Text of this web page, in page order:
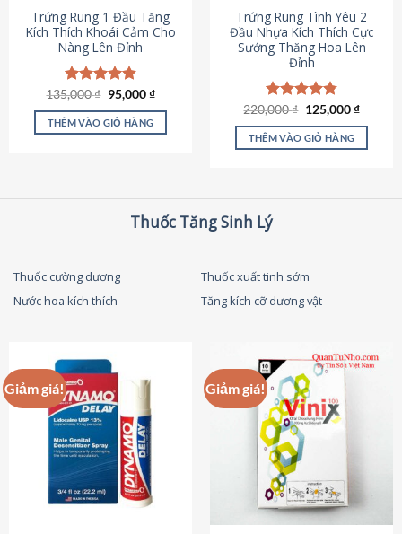
được
chọn
trên
trang
sản
phẩm
Trứng Rung 1 Đầu Tăng
Kích Thích Khoái Cảm Cho
Nàng Lên Đỉnh
Được xếp
hạng4.87
5 sao
135,000₫ Giá
gốc
là:
135,000 ₫.
95,000₫Giá
tại
THÊM VÀO GIỎ HÀNG
Trứng Rung Tình Yêu 2
Đầu Nhựa Kích Thích Cực
Sướng Thăng Hoa Lên
Đỉnh
Được xếp
hạng4.79
5 sao
220,000₫ Giá
là:
220,000 ₫.
125,000₫Giá
tại
THÊM VÀO GIỎ HÀNG
Thuốc Tăng Sinh Lý
Thuốc cường dương
Thuốc xuất tinh sớm
Nước hoa kích thích
Tăng kích cỡ dương vật
Giảm giá! Giảm giá!